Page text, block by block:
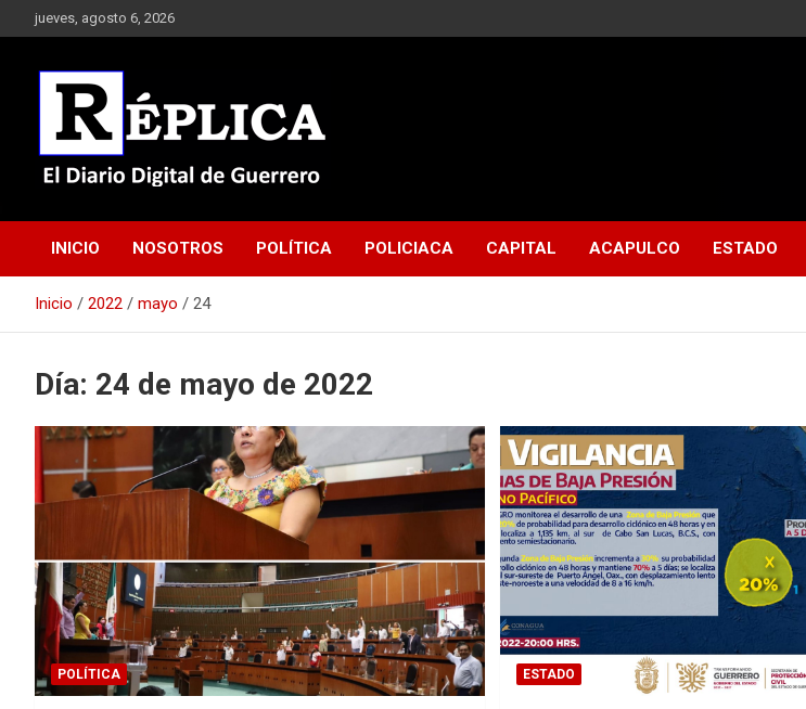
Saltar
al
jueves, agosto 6, 2026
Réplica
INICIO NOSOTROS POLÍTICA POLICIACA CAPITAL ACAPULCO ESTADO
Inicio 2022 mayo 24
Día: 24 de mayo de 2022
POLÍTICA ESTADO